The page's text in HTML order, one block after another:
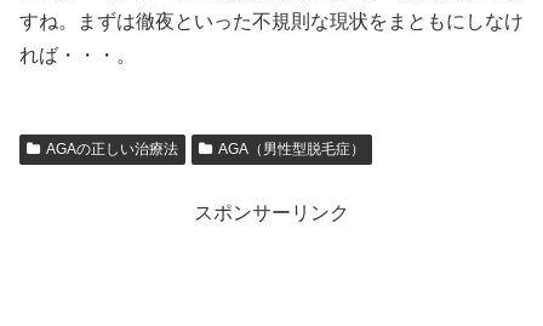
すね。まずは徹夜といった不規則な現状をまともにしなけ
れば・・・。
AGAの正しい治療法 AGA（男性型脱毛症）
スポンサーリンク